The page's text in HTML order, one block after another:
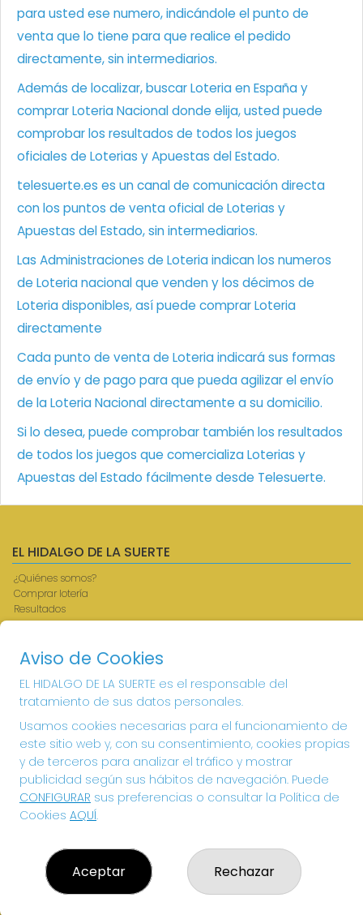
para usted ese numero, indicándole el punto de
venta que lo tiene para que realice el pedido
directamente, sin intermediarios.
Además de localizar, buscar Loteria en España y
comprar Loteria Nacional donde elija, usted puede
comprobar los resultados de todos los juegos
oficiales de Loterias y Apuestas del Estado.
telesuerte.es es un canal de comunicación directa
con los puntos de venta oficial de Loterias y
Apuestas del Estado, sin intermediarios.
Las Administraciones de Loteria indican los numeros
de Loteria nacional que venden y los décimos de
Loteria disponibles, así puede comprar Loteria
directamente
Cada punto de venta de Loteria indicará sus formas
de envío y de pago para que pueda agilizar el envío
de la Loteria Nacional directamente a su domicilio.
Si lo desea, puede comprobar también los resultados
de todos los juegos que comercializa Loterias y
Apuestas del Estado fácilmente desde Telesuerte.
EL HIDALGO DE LA SUERTE
¿Quiénes somos?
Comprar lotería
Resultados
Contacto
Registro
CONTACTO
ADMINISTRACION DE LOTERIAS: 1-VILLANUEVA DE LOS
INFANTES - RECEPTOR OFICIAL: 26615
926360785
Clica aquí para contactar por WhatsApp
605897938
info@elhidalgodelasuerte.com
PLAZA MAYOR, 4 VILLANUEVA DE LOS INFANTES
(Ciudad Real) España
Aviso de Cookies
EL HIDALGO DE LA SUERTE es el responsable del
tratamiento de sus datos personales.
Usamos cookies necesarias para el funcionamiento de
este sitio web y, con su consentimiento, cookies propias
y de terceros para analizar el tráfico y mostrar
publicidad según sus hábitos de navegación. Puede
CONFIGURAR sus preferencias o consultar la Política de
Cookies AQUÍ.
Aceptar Rechazar